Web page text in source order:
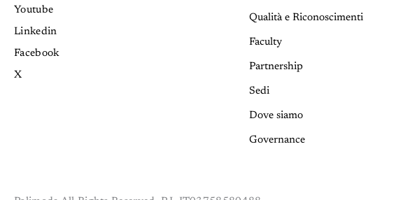
Youtube
Linkedin
Facebook
X
Qualità e Riconoscimenti
Faculty
Partnership
Sedi
Dove siamo
Governance